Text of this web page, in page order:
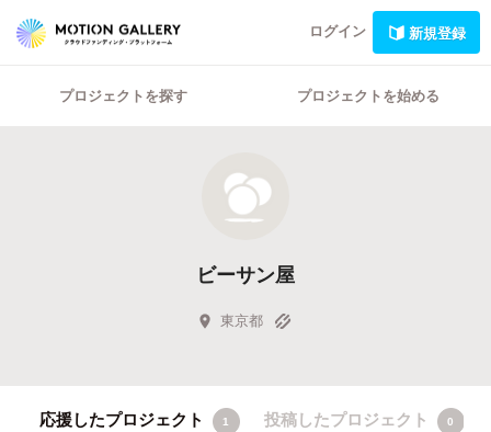
ログイン 新規登録
プロジェクトを探す プロジェクトを始める
ビーサン屋
東京都
応援したプロジェクト 1 投稿したプロジェクト 0